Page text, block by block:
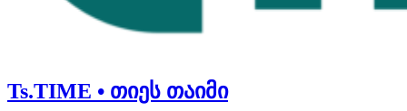
Ts.TIME • თიეს თაიმი